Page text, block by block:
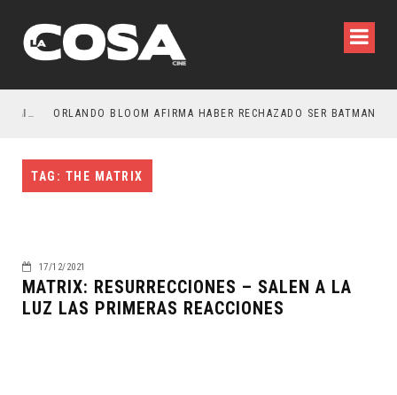
ORLANDO BLOOM AFIRMA HABER RECHAZADO SER BATMAN
TAG: THE MATRIX
17/12/2021
MATRIX: RESURRECCIONES – SALEN A LA
LUZ LAS PRIMERAS REACCIONES